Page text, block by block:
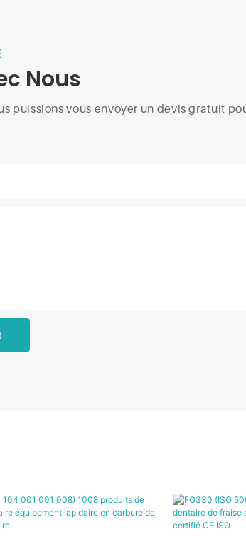
Nous
puissions vous envoyer un devis gratuit